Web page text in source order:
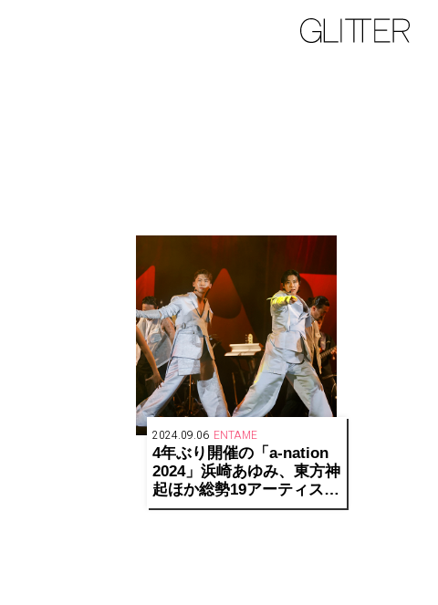
2024.09.06 ENTAME
4年ぶり開催の「a-nation
2024」浜崎あゆみ、東方神
起ほか総勢19アーティスト
の 競演と多彩なサプライ